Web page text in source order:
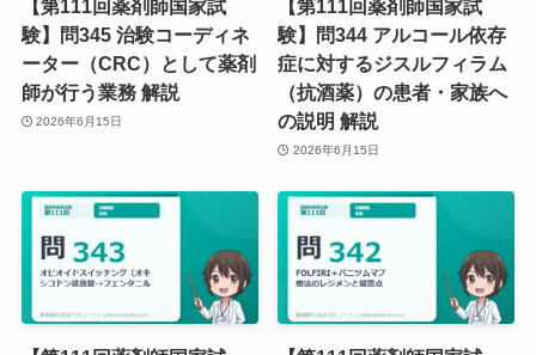
【第111回薬剤師国家試
験】問345 治験コーディネ
ーター（CRC）として薬剤
師が行う業務 解説
2026年6月15日
【第111回薬剤師国家試
験】問344 アルコール依存
症に対するジスルフィラム
（抗酒薬）の患者・家族へ
の説明 解説
2026年6月15日